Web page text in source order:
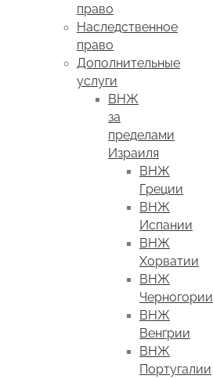
право
Наследственное
право
Дополнительные
услуги
ВНЖ
за
пределами
Израиля
ВНЖ
Греции
ВНЖ
Испании
ВНЖ
Хорватии
ВНЖ
Черногории
ВНЖ
Венгрии
ВНЖ
Португалии